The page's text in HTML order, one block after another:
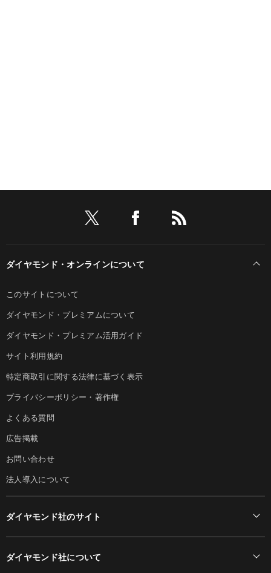
ダイヤモンド・オンラインについて
このサイトについて
ダイヤモンド・プレミアムについて
ダイヤモンド・プレミアム活用ガイド
サイト利用規約
特定商取引に関する法律に基づく表示
プライバシーポリシー・著作権
よくある質問
広告掲載
お問い合わせ
法人導入について
ダイヤモンド社のサイト
ダイヤモンド社について